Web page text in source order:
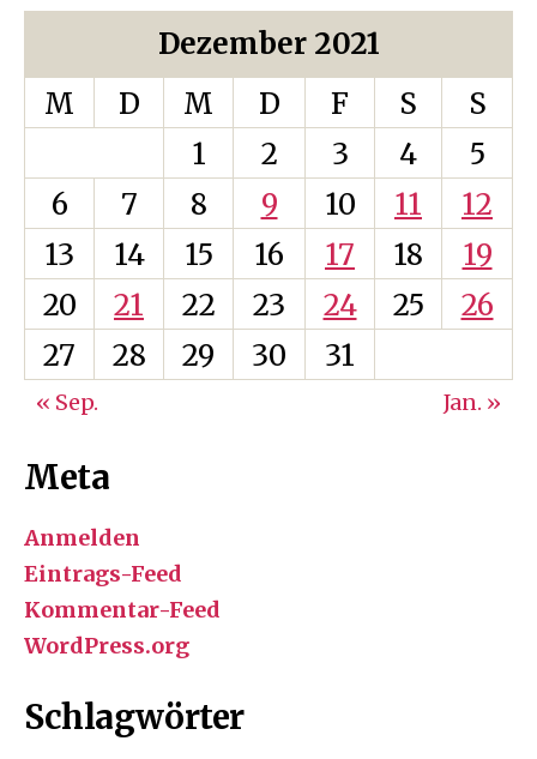
Dezember 2021
M
D M D F S
S
1
2 3 4
5
6
7 8 9 10 11
12
13
14 15 16 17 18
19
20
21 22 23 24 25
26
27
28 29 30 31
« Sep. Jan. »
Meta
Anmelden
Eintrags-Feed
Kommentar-Feed
WordPress.org
Schlagwörter